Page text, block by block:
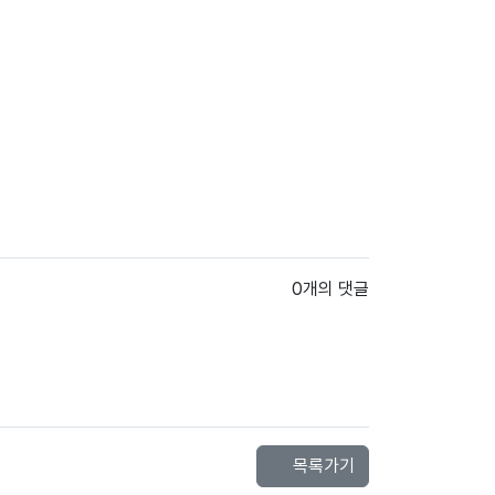
0개의 댓글
목록가기